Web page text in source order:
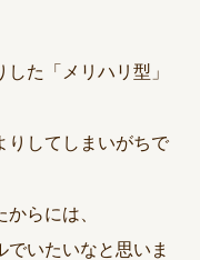
た「メリハリ型」
りしてしまいがちで
らには、
でいたいなと思いま